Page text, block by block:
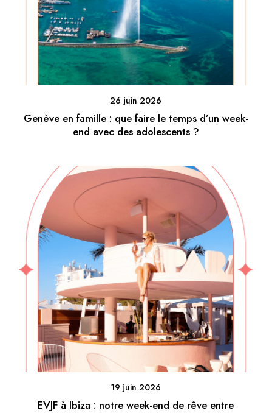
26 juin 2026
Genève en famille : que faire le temps d’un week-
end avec des adolescents ?
19 juin 2026
EVJF à Ibiza : notre week-end de rêve entre